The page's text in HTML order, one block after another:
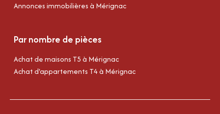
Annonces immobilières à Mérignac
Par nombre de pièces
Achat de maisons T5 à Mérignac
Achat d'appartements T4 à Mérignac